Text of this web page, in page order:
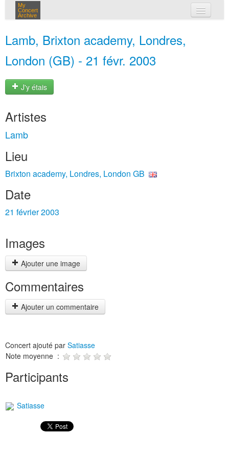
My
Concert
Archive
Lamb, Brixton academy, Londres,
London (GB) - 21 févr. 2003
J'y étais
Artistes
Lamb
Lieu
Brixton academy, Londres, London GB
Date
21 février 2003
Images
Ajouter une image
Commentaires
Ajouter un commentaire
Concert ajouté par Satiasse
Note moyenne :
Participants
Satiasse